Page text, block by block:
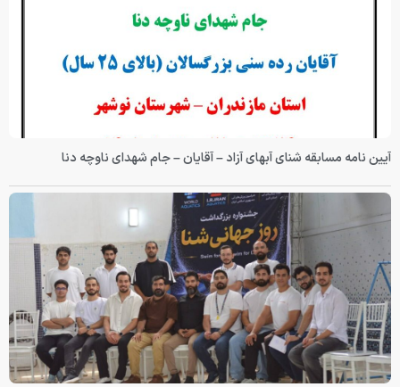
آیین نامه مسابقه شنای آبهای آزاد – آقایان – جام شهدای ناوچه دنا